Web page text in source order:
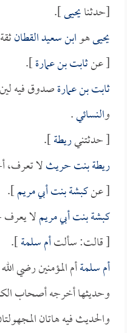
[حدثنايحيى].
يحيىهوابن سعيد القطان
[ عنثابت بن عمارة].
ثابت بن عمارةصدوق فيه
والنسائي.
[ حدثتنيريطة].
ريطة بنت حريثلا تعرف،
[ عنكبشة بنت أبي مريم].
كبشة بنت أبي مريملا يعرف
[ قالت: سألتأم سلمة].
أم سلمةأم المؤمنين رضي
وحديثها أخرجه أصحاب
والحديث فيه هاتان